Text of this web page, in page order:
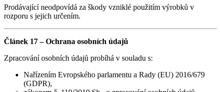
Prodávající neodpovídá za škody vzniklé použitím výrobků v
rozporu s jejich určením.
Článek 17 – Ochrana osobních údajů
Zpracování osobních údajů probíhá v souladu s:
Nařízením Evropského parlamentu a Rady (EU) 2016/679
(GDPR),